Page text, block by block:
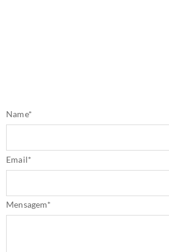
Name*
Email*